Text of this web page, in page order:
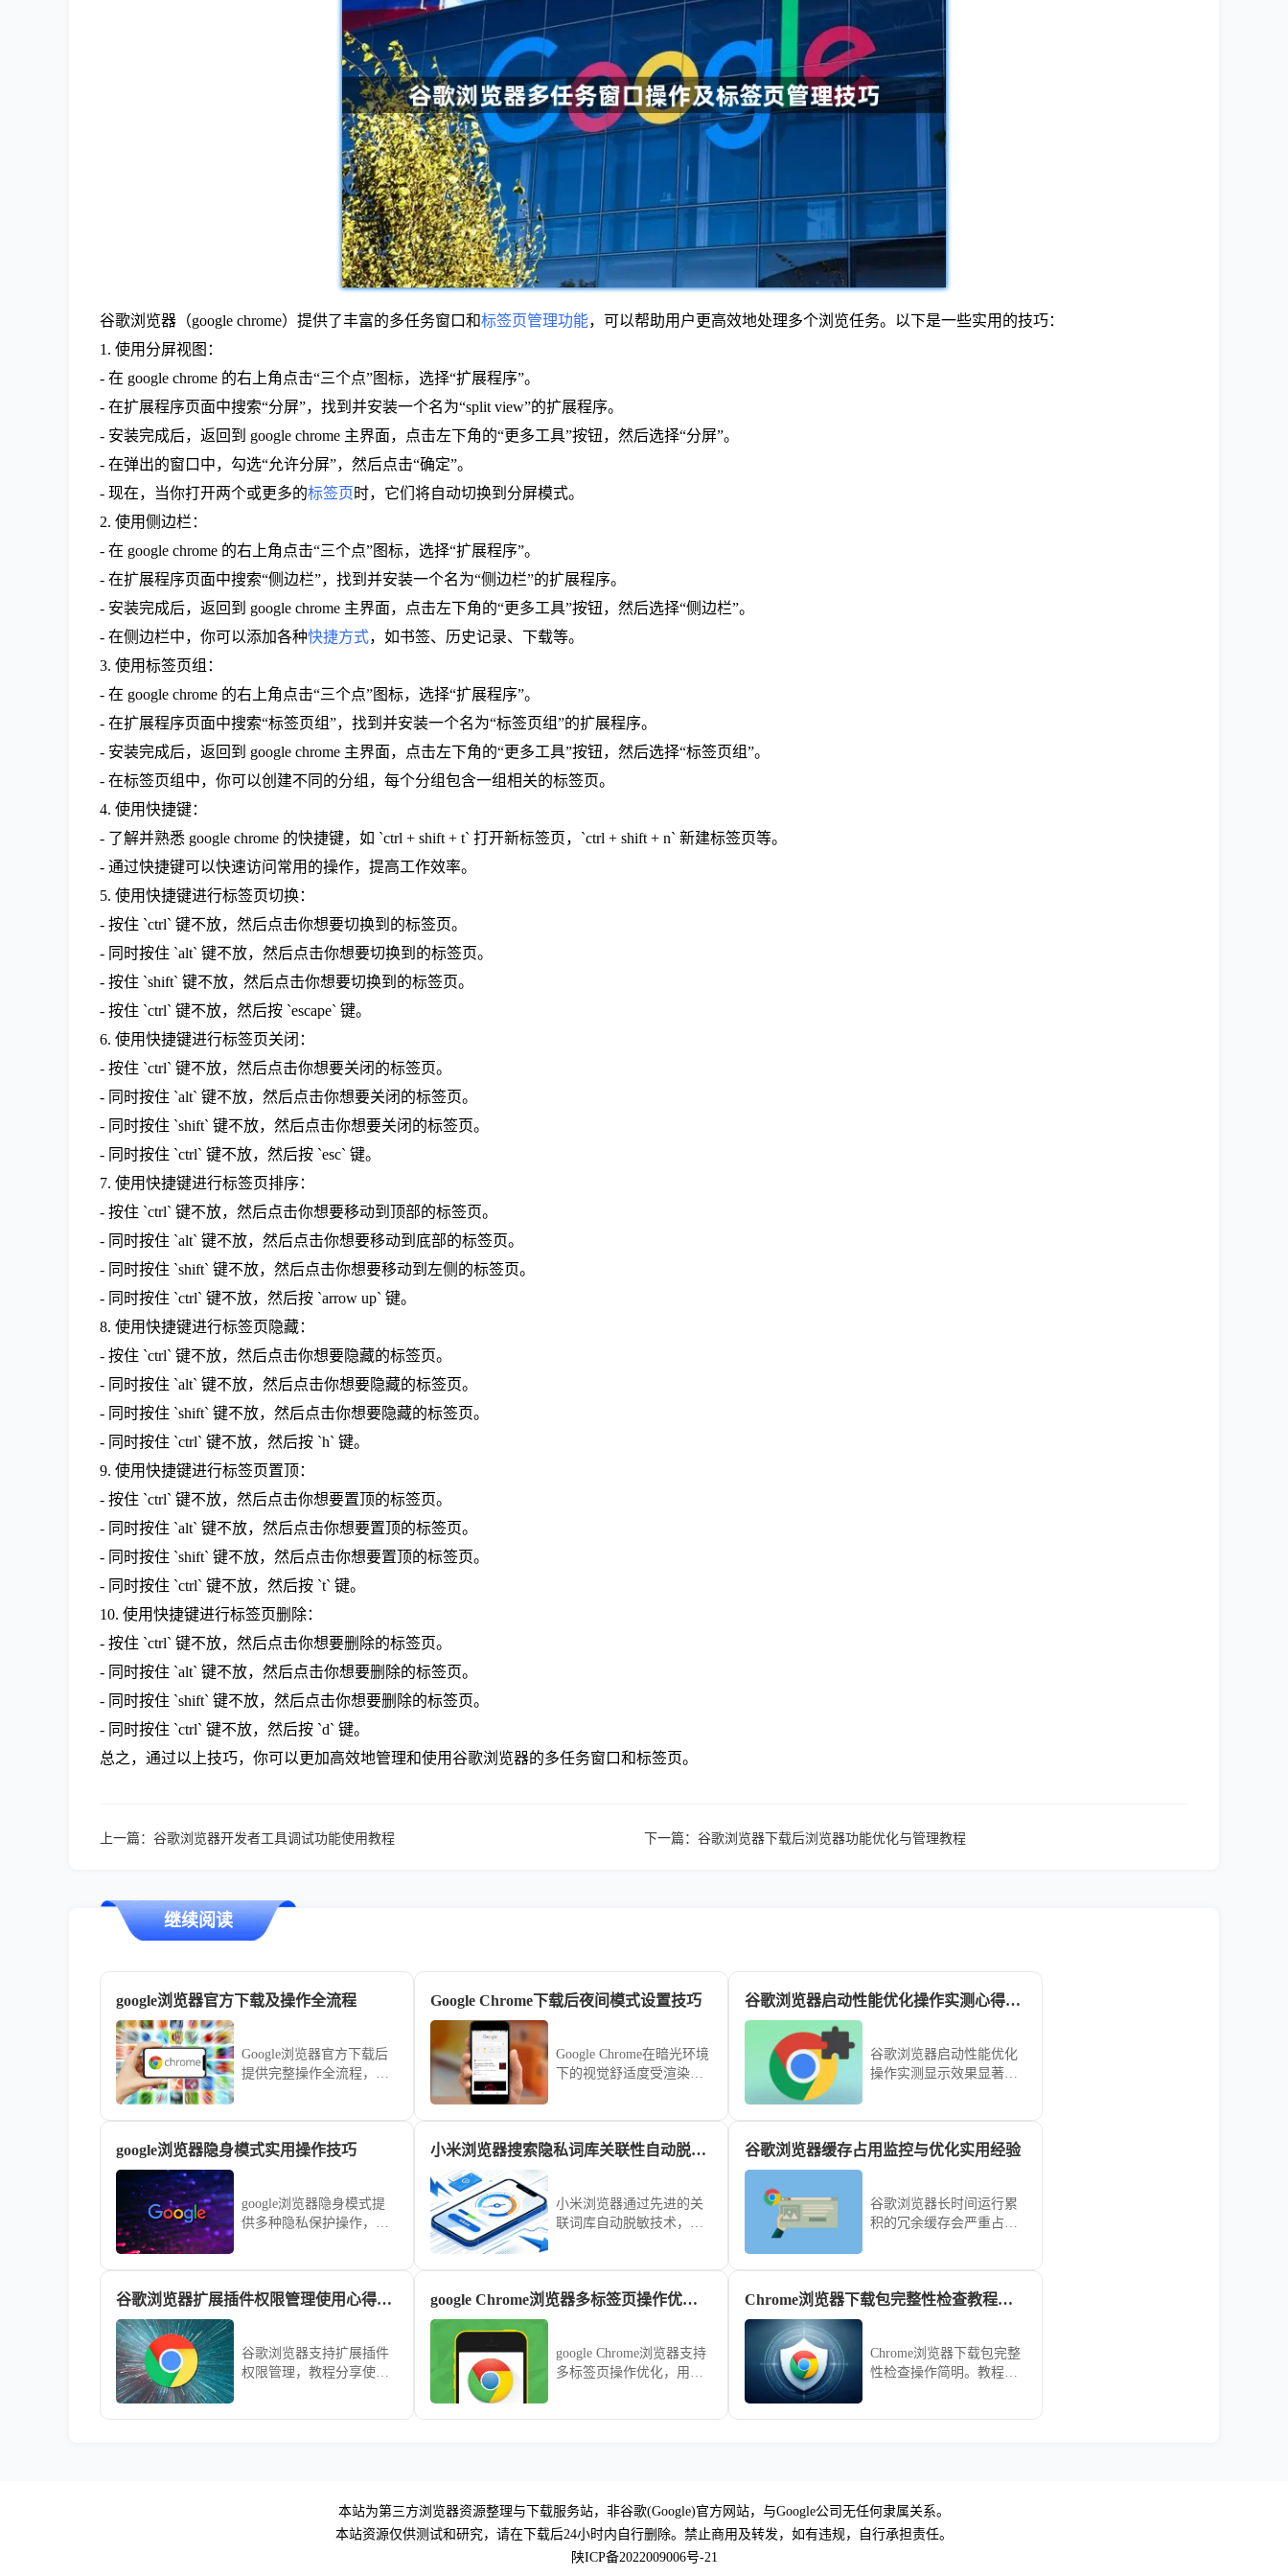
谷歌浏览器（google chrome）提供了丰富的多任务窗口和标签页管理功能，可以帮助用户更高效地处理多个浏览任务。以下是一些实用的技巧：
1. 使用分屏视图：
- 在 google chrome 的右上角点击“三个点”图标，选择“扩展程序”。
- 在扩展程序页面中搜索“分屏”，找到并安装一个名为“split view”的扩展程序。
- 安装完成后，返回到 google chrome 主界面，点击左下角的“更多工具”按钮，然后选择“分屏”。
- 在弹出的窗口中，勾选“允许分屏”，然后点击“确定”。
- 现在，当你打开两个或更多的标签页时，它们将自动切换到分屏模式。
2. 使用侧边栏：
- 在 google chrome 的右上角点击“三个点”图标，选择“扩展程序”。
- 在扩展程序页面中搜索“侧边栏”，找到并安装一个名为“侧边栏”的扩展程序。
- 安装完成后，返回到 google chrome 主界面，点击左下角的“更多工具”按钮，然后选择“侧边栏”。
- 在侧边栏中，你可以添加各种快捷方式，如书签、历史记录、下载等。
3. 使用标签页组：
- 在 google chrome 的右上角点击“三个点”图标，选择“扩展程序”。
- 在扩展程序页面中搜索“标签页组”，找到并安装一个名为“标签页组”的扩展程序。
- 安装完成后，返回到 google chrome 主界面，点击左下角的“更多工具”按钮，然后选择“标签页组”。
- 在标签页组中，你可以创建不同的分组，每个分组包含一组相关的标签页。
4. 使用快捷键：
- 了解并熟悉 google chrome 的快捷键，如 `ctrl + shift + t` 打开新标签页，`ctrl + shift + n` 新建标签页等。
- 通过快捷键可以快速访问常用的操作，提高工作效率。
5. 使用快捷键进行标签页切换：
- 按住 `ctrl` 键不放，然后点击你想要切换到的标签页。
- 同时按住 `alt` 键不放，然后点击你想要切换到的标签页。
- 按住 `shift` 键不放，然后点击你想要切换到的标签页。
- 按住 `ctrl` 键不放，然后按 `escape` 键。
6. 使用快捷键进行标签页关闭：
- 按住 `ctrl` 键不放，然后点击你想要关闭的标签页。
- 同时按住 `alt` 键不放，然后点击你想要关闭的标签页。
- 同时按住 `shift` 键不放，然后点击你想要关闭的标签页。
- 同时按住 `ctrl` 键不放，然后按 `esc` 键。
7. 使用快捷键进行标签页排序：
- 按住 `ctrl` 键不放，然后点击你想要移动到顶部的标签页。
- 同时按住 `alt` 键不放，然后点击你想要移动到底部的标签页。
- 同时按住 `shift` 键不放，然后点击你想要移动到左侧的标签页。
- 同时按住 `ctrl` 键不放，然后按 `arrow up` 键。
8. 使用快捷键进行标签页隐藏：
- 按住 `ctrl` 键不放，然后点击你想要隐藏的标签页。
- 同时按住 `alt` 键不放，然后点击你想要隐藏的标签页。
- 同时按住 `shift` 键不放，然后点击你想要隐藏的标签页。
- 同时按住 `ctrl` 键不放，然后按 `h` 键。
9. 使用快捷键进行标签页置顶：
- 按住 `ctrl` 键不放，然后点击你想要置顶的标签页。
- 同时按住 `alt` 键不放，然后点击你想要置顶的标签页。
- 同时按住 `shift` 键不放，然后点击你想要置顶的标签页。
- 同时按住 `ctrl` 键不放，然后按 `t` 键。
10. 使用快捷键进行标签页删除：
- 按住 `ctrl` 键不放，然后点击你想要删除的标签页。
- 同时按住 `alt` 键不放，然后点击你想要删除的标签页。
- 同时按住 `shift` 键不放，然后点击你想要删除的标签页。
- 同时按住 `ctrl` 键不放，然后按 `d` 键。
总之，通过以上技巧，你可以更加高效地管理和使用谷歌浏览器的多任务窗口和标签页。
上一篇： 谷歌浏览器开发者工具调试功能使用教程 下一篇： 谷歌浏览器下载后浏览器功能优化与管理教程
继续阅读
google浏览器官方下载及操作全流程
Google浏览器官方下载后
提供完整操作全流程，用
Google Chrome下载后夜间模式设置技巧
Google Chrome在暗光环境
下的视觉舒适度受渲染机
暗黑渲染效果及配置特定
辑，有效降低蓝光伤害，
营造舒适的影音环境，确
谷歌浏览器启动性能优化操作实测心得总结
谷歌浏览器启动性能优化
操作实测显示效果显著，
google浏览器隐身模式实用操作技巧
google浏览器隐身模式提
供多种隐私保护操作，本
小米浏览器搜索隐私词库关联性自动脱敏技术分析
小米浏览器通过先进的关
联词库自动脱敏技术，严
您如何正确管理搜索痕
个人信息外泄风险。
谷歌浏览器缓存占用监控与优化实用经验
谷歌浏览器长时间运行累
积的冗余缓存会严重占用
占用、开启Flags参数限制
始终保持轻盈响应，即便
在低配置机型上也能获得
谷歌浏览器扩展插件权限管理使用心得解析
谷歌浏览器支持扩展插件
权限管理，教程分享使用
google Chrome浏览器多标签页操作优化技巧
google Chrome浏览器支持
多标签页操作优化，用户
Chrome浏览器下载包完整性检查教程分享
Chrome浏览器下载包完整
性检查操作简明。教程指
本站为第三方浏览器资源整理与下载服务站，非谷歌(Google)官方网站，与Google公司无任何隶属关系。
本站资源仅供测试和研究，请在下载后24小时内自行删除。禁止商用及转发，如有违规，自行承担责任。
陕ICP备2022009006号-21